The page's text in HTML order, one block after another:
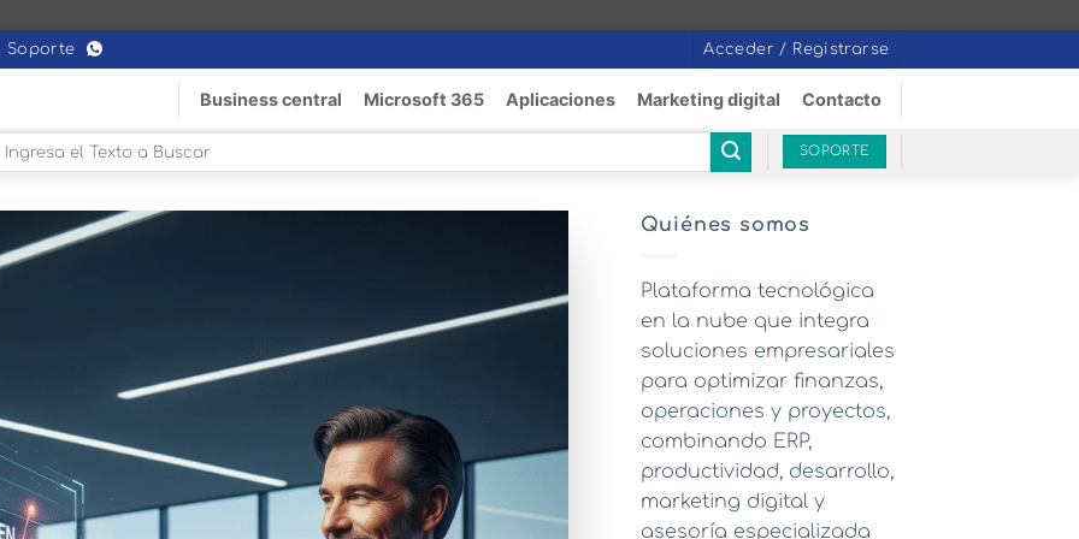
Soporte Acceder / Registrarse
Business central Microsoft 365 Aplicaciones Marketing digital Contacto
Buscar
por:
SOPORTE
Quiénes somos
Plataforma tecnológica
en la nube que integra
soluciones empresariales
para optimizar finanzas,
operaciones y proyectos,
combinando ERP,
productividad, desarrollo,
marketing digital y
asesoría especializada